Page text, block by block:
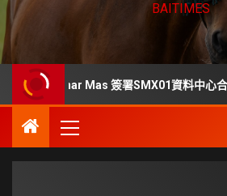
BAITIMES
Mas 簽署SMX01資料中心合作協議 算